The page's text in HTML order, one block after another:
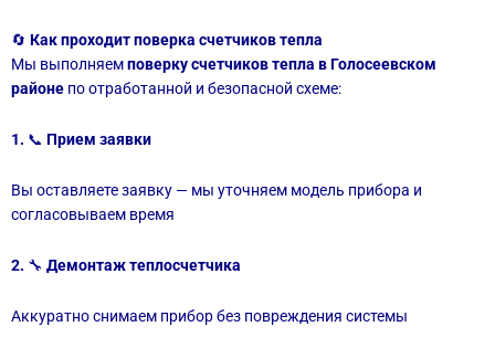
🔄 Как проходит поверка счетчиков тепла
Мы выполняемповерку счетчиков тепла в Голосеевском
районе по отработанной и безопасной схеме:
1. 📞 Прием заявки
Вы оставляете заявку — мы уточняем модель прибора и
согласовываем время
2. 🔧 Демонтаж теплосчетчика
Аккуратно снимаем прибор без повреждения системы